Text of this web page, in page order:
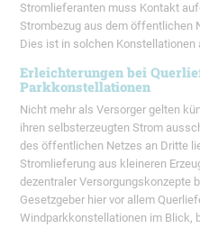
Stromlieferanten muss Kontakt
Strombezug aus dem öffentlichen
Dies ist in solchen Konstellationen
Erleichterungen bei
Parkkonstellationen
Nicht mehr als Versorger gelten
ihren selbsterzeugten Strom
des öffentlichen Netzes an Dritte
Stromlieferung aus kleineren
dezentraler Versorgungskonzepte
Gesetzgeber hier vor allem
Windparkkonstellationen im Blick,